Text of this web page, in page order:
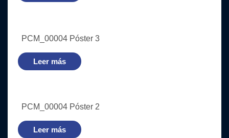
PCM_00004 Póster 3
Leer más
PCM_00004 Póster 2
Leer más